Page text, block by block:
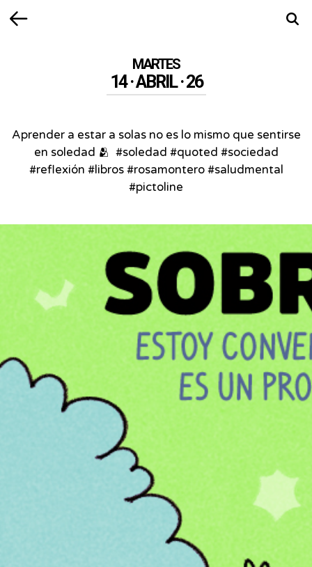
MARTES
14 · ABRIL · 26
Aprender a estar a solas no es lo mismo que sentirse
en soledad 🫂⁣ ⁣ #soledad #quoted #sociedad
#reflexión #libros #rosamontero #saludmental
#pictoline